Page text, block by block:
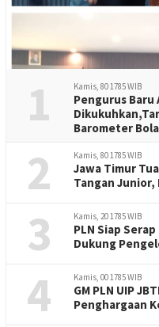
1 Kamis, 80 1785 WIB
Pengurus Baru
Barometer
2 Kamis, 80 1785 WIB
Jawa Timur
Tangan Junior,
3 Kamis, 20 1785 WIB
PLN Siap
Dukung
4 Kamis, 00 1785 WIB
GM PLN UIP
Penghargaan